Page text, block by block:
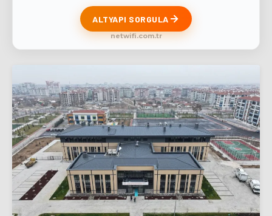
ALTYAPI SORGULA
netwifi.com.tr